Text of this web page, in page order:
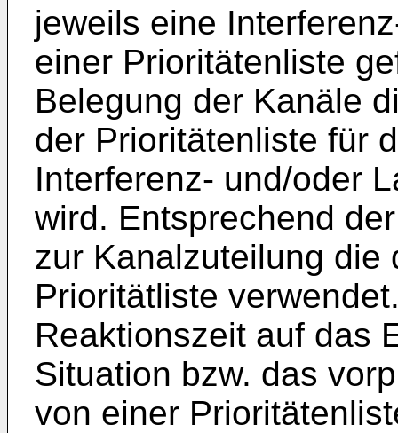
jeweils eine
einer Prioritätenliste
Belegung der Kanäle
der Prioritätenliste für
Interferenz- und/oder
wird. Entsprechend
zur Kanalzuteilung die
Prioritätliste
Reaktionszeit auf das
Situation bzw. das
von einer